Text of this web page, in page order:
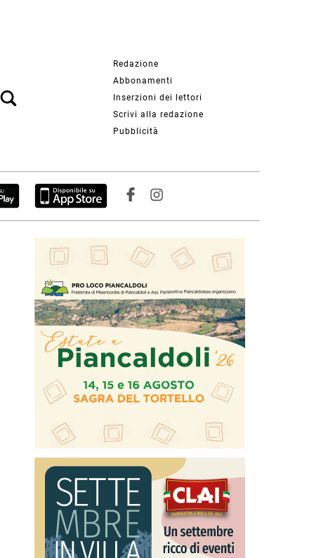
Redazione
Abbonamenti
Inserzioni dei lettori
Scrivi alla redazione
Pubblicità